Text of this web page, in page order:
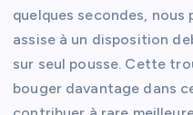
quelques secondes, nous
assise à un disposition
sur seul pousse. Cette
bouger davantage dans